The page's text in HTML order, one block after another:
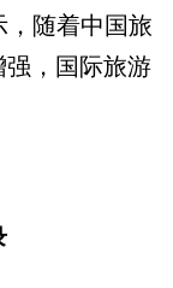
，随着中国旅
，国际旅游